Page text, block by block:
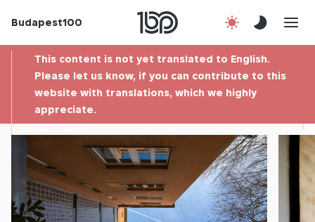
Budapest100
Contact
This content is not yet translated to English.
Please let us know, if you can contribute to this
website with translations, which we highly
appreciate.